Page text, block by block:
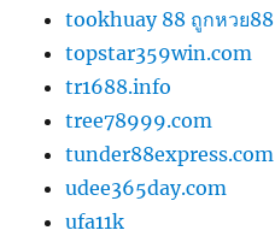
tookhuay 88 ถูกหวย88
topstar359win.com
tr1688.info
tree78999.com
tunder88express.com
udee365day.com
ufa11k